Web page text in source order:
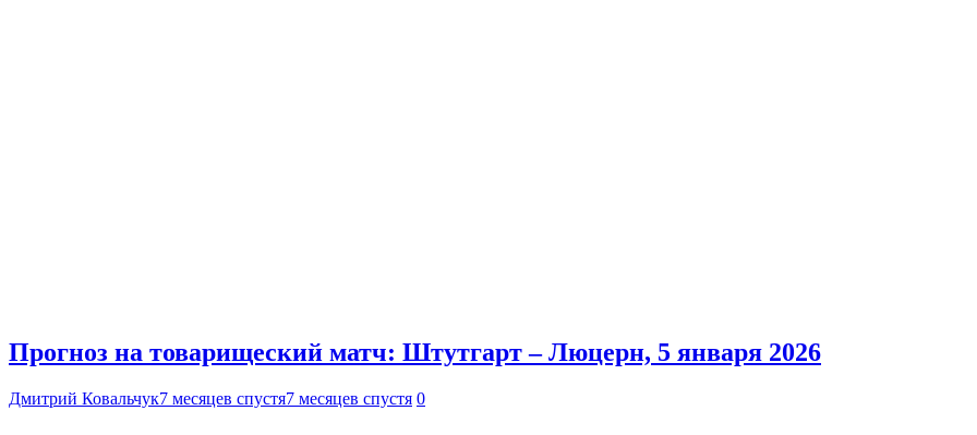
Прогноз на товарищеский матч: Штутгарт – Люцерн, 5 января 2026
Дмитрий Ковальчук7 месяцев спустя7 месяцев спустя 0